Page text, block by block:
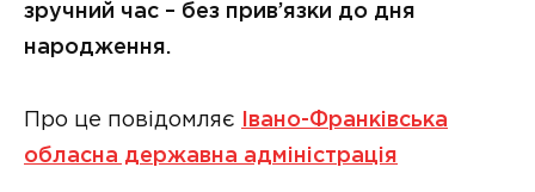
зручний час – без прив’язки до дня
народження.
Про це повідомляє
Івано-Франківська
обласна державна адміністрація